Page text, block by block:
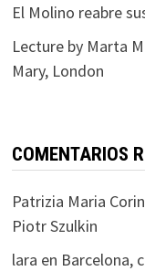
El Molino reabre
Lecture by Marta
Mary, London
COMENTARIOS
Patrizia Maria
Piotr Szulkin
lara en Barcelona,